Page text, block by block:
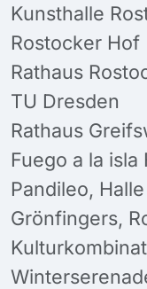
Kunsthalle
Rostocker Hof
Rathaus
TU Dresden
Rathaus
Fuego a la
Pandileo, Halle
Grönfingers,